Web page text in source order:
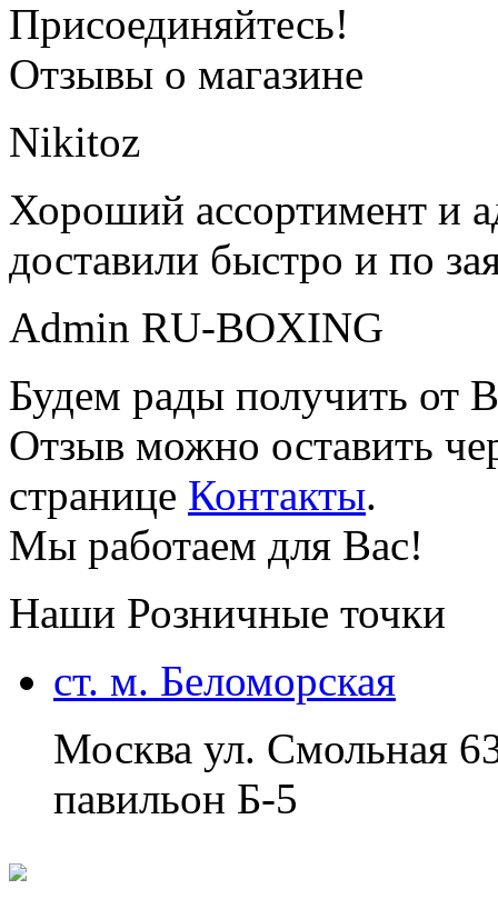
Присоединяйтесь!
Отзывы о магазине
Nikitoz
Хороший ассортимент и
доставили быстро и по
Admin RU-BOXING
Будем рады получить от
Отзыв можно оставить
странице Контакты.
Мы работаем для Вас!
Наши Розничные точки
ст. м. Беломорская
Москва ул. Смольная
павильон Б-5